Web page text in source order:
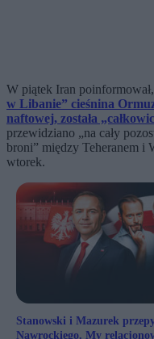
W piątek Iran
w Libanie” cieśnina
naftowej, została
przewidziano „na cały
broni” między Teheranem i
wtorek.
Stanowski i Mazurek
Nawrockiego. My